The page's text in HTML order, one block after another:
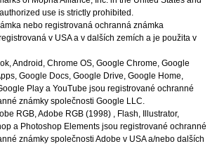
use is strictly prohibited.
nebo registrovaná ochranná známka
v USA a v dalších zemích a je použita v
,Android ,Chrome OS,Google Chrome,Google
,Google Docs,Google Drive,Google Home,
Play aYouTube jsou registrované ochranné
známky společnostiGoogle LLC.
RGB,Adobe RGB (1998) , Flash, Illustrator,
a Photoshop Elements jsou registrované ochranné
známky společnostiAdobe v USA a/nebo dalších